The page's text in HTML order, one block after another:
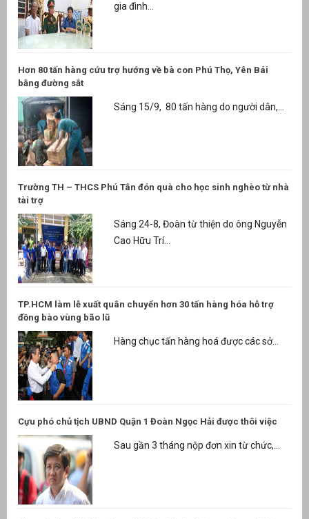
gia đình...
Hơn 80 tấn hàng cứu trợ hướng về bà con Phú Thọ, Yên Bái
bằng đường sắt
Sáng 15/9, 80 tấn hàng do người dân,...
Trường TH – THCS Phú Tân đón quà cho học sinh nghèo từ nhà
tài trợ
Sáng 24-8, Đoàn từ thiện do ông Nguyễn
Cao Hữu Trí...
TP.HCM làm lễ xuất quân chuyển hơn 30 tấn hàng hóa hỗ trợ
đồng bào vùng bão lũ
Hàng chục tấn hàng hoá được các sở...
Cựu phó chủ tịch UBND Quận 1 Đoàn Ngọc Hải được thôi việc
Sau gần 3 tháng nộp đơn xin từ chức,...